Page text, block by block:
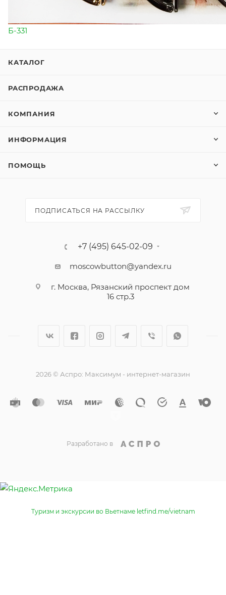
Б-331
КАТАЛОГ
РАСПРОДАЖА
КОМПАНИЯ
ИНФОРМАЦИЯ
ПОМОЩЬ
ПОДПИСАТЬСЯ НА РАССЫЛКУ
+7 (495) 645-02-09
moscowbutton@yandex.ru
г. Москва, Рязанский проспект дом
16 стр.3
2026 © Аспро: Максимум - интернет-магазин
Разработано в
Туризм и экскурсии во Вьетнаме letfind.me/vietnam